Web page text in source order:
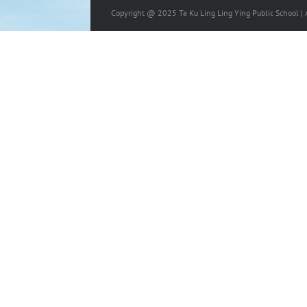
Copyright @ 2025 Ta Ku Ling Ling Ying Public School |